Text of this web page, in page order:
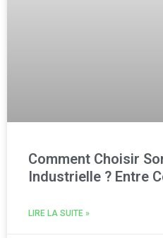
Comment Choisir
Industrielle ? Entre
LIRE LA SUITE »